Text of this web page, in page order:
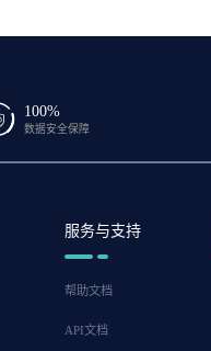
100%
数据安全保障
服务与支持
帮助文档
API文档